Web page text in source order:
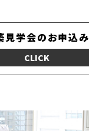
見学会のお申込み
CLICK